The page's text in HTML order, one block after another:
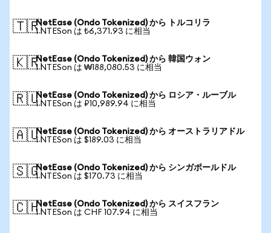
🇹🇷NetEase (Ondo Tokenized) から トルコリラ
1 NTESon は ₺6,371.93 に相当
🇰🇷NetEase (Ondo Tokenized) から 韓国ウォン
1 NTESon は ₩188,080.53 に相当
🇷🇺NetEase (Ondo Tokenized) から ロシア・ルーブル
1 NTESon は ₽10,989.94 に相当
🇦🇺NetEase (Ondo Tokenized) から オーストラリアドル
1 NTESon は $189.03 に相当
🇸🇬NetEase (Ondo Tokenized) から シンガポールドル
1 NTESon は $170.73 に相当
🇨🇭NetEase (Ondo Tokenized) から スイスフラン
1 NTESon は CHF 107.94 に相当